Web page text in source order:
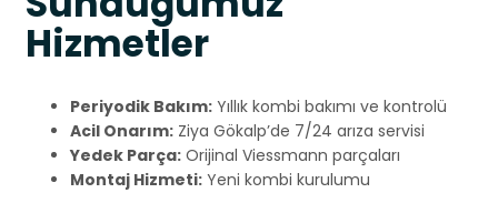
Hizmetler
Periyodik Bakım: Yıllık kombi bakımı ve kontrolü
Acil Onarım: Ziya Gökalp’de 7/24 arıza servisi
Yedek Parça: Orijinal Viessmann parçaları
Montaj Hizmeti: Yeni kombi kurulumu